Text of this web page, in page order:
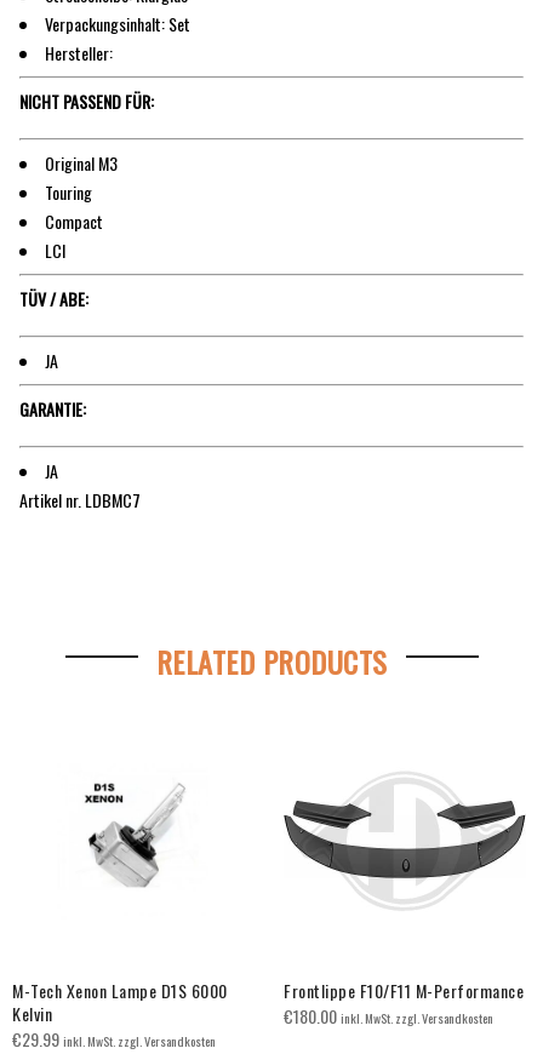
Verpackungsinhalt: Set
Hersteller:
NICHT PASSEND FÜR:
Original M3
Touring
Compact
LCI
TÜV / ABE:
JA
GARANTIE:
JA
Artikel nr. LDBMC7
RELATED PRODUCTS
M-Tech Xenon Lampe D1S 6000
Kelvin
€29.99inkl. MwSt. zzgl. Versandkosten
Frontlippe F10/F11 M-Performance
€180.00inkl. MwSt. zzgl. Versandkosten